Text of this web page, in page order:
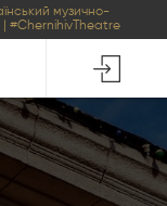
музично-
#ChernihivTheatre